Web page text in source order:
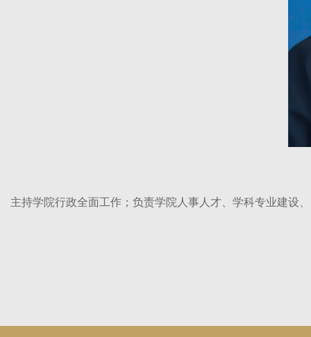
主持学院行政全面工作；负责学院人事人才、学科专业建设